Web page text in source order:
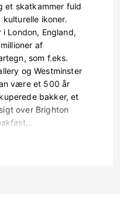
et skatkammer fuld
ikoner.
London, England,
af
som f.eks.
og Westminster
være et 500 år
bakker, et
over Brighton